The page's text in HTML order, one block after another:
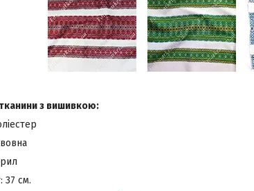
з вишивкою:
37 см.